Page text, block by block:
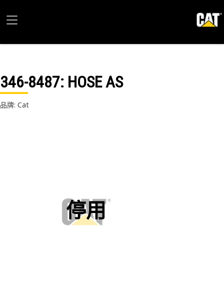
346-8487: HOSE AS
品牌: Cat
停用